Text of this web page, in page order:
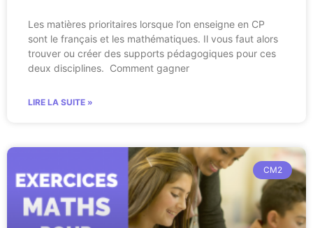
Les matières prioritaires lorsque l’on enseigne en CP
sont le français et les mathématiques. Il vous faut alors
trouver ou créer des supports pédagogiques pour ces
deux disciplines. Comment gagner
LIRE LA SUITE »
CM2